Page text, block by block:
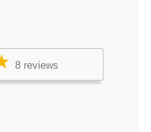
8 reviews